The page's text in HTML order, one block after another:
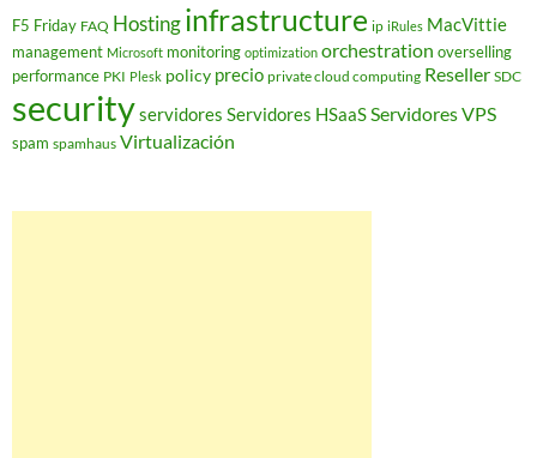
F5 Friday FAQ Hostinginfrastructure ip iRules MacVittie
management Microsoft monitoring optimization orchestration overselling
performance PKI Plesk policy precio private cloud computing Reseller SDC
securityservidores Servidores HSaaSServidores VPS
spam spamhaus Virtualización